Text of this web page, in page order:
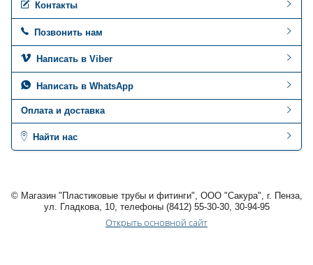
Контакты
Позвонить нам
Написать в Viber
Написать в WhatsApp
Оплата и доставка
Найти нас
© Магазин "Пластиковые трубы и фитинги", ООО "Сакура", г. Пенза,
ул. Гладкова, 10, телефоны (8412) 55-30-30, 30-94-95
Открыть основной сайт